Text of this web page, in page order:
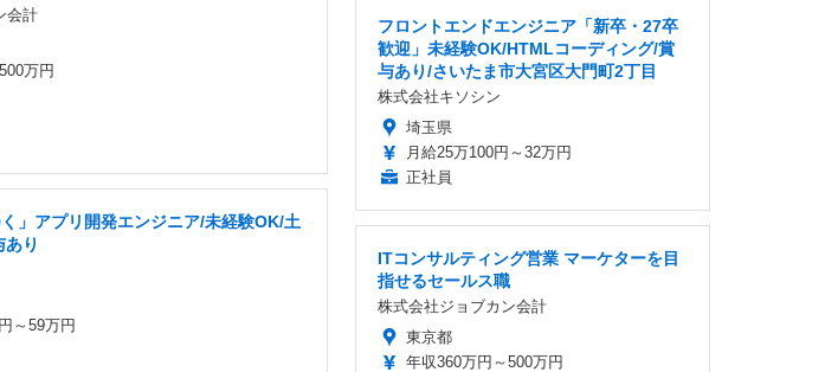
会計
万円
く」アプリ開発エンジニア/未経験OK/土
あり
～59万円
フロントエンドエンジニア「新卒・27卒
歓迎」未経験OK/HTMLコーディング/賞
与あり/さいたま市大宮区大門町2丁目
株式会社キソシン
埼玉県
月給25万100円～32万円
正社員
ITコンサルティング営業 マーケターを目
指せるセールス職
株式会社ジョブカン会計
東京都
年収360万円～500万円